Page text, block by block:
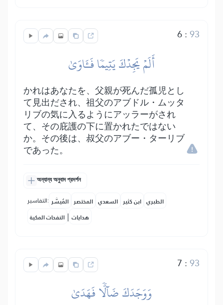
6:93
أَلَمۡ يَجِدۡكَ يَتِيمٗا فَـَٔاوَىٰ
かれはあなたを、父親が死んだ孤児とし
て見出だされ、祖父のアブドル・ムッタ
リブの気に入るようにアッラーがされ
て、その庇護の下に置かれたではない
か。その後は、叔父のアブー・ターリブ
であった。
অন্যান্য অনুবাদ প্রদর্শন
التفاسير: المُيسَّر المختصر السعدي ابن كثير الطبري
النفحات المكية | هدايات
7 :93
وَوَجَدَكَ ضَآلّٗا فَهَدَىٰ